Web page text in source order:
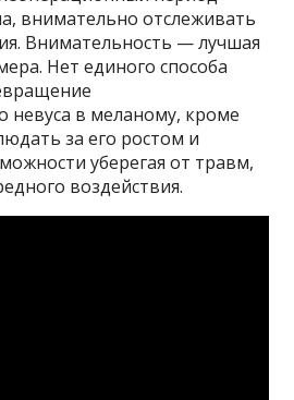
внимательно отслеживать
Внимательность — лучшая
Нет единого способа
невуса в меланому, кроме
за его ростом и
уберегая от травм,
воздействия.